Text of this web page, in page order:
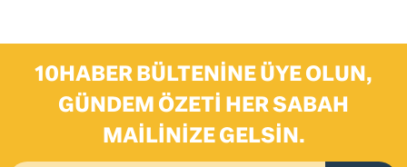
10HABER BÜLTENINE ÜYE OLUN,
GÜNDEM ÖZETI HER SABAH
MAILINIZE GELSIN.